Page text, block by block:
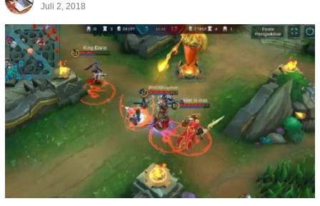
Juli 2, 2018